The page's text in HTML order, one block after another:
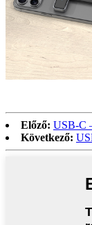
Előző: USB-C
Következő: